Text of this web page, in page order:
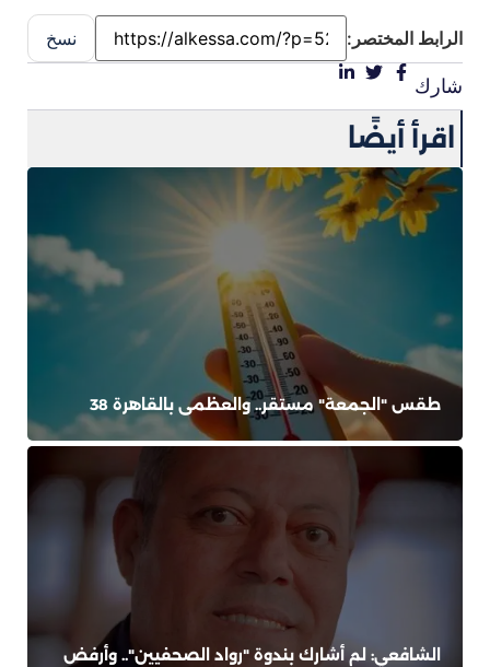
الرابط المختصر: نسخ
شارك
اقرأ أيضًا
طقس "الجمعة" مستقر.. والعظمى بالقاهرة 38
الشافعي: لم أشارك بندوة "رواد الصحفيين".. وأرفض